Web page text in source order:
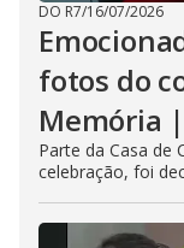
DO R7/16/07/2026
fotos do
Memória
Parte da Casa de
celebração, foi